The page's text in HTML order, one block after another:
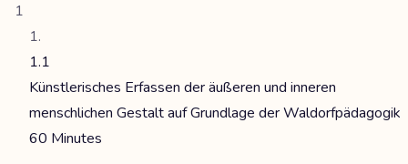
1
1.1
Künstlerisches Erfassen der äußeren und inneren
menschlichen Gestalt auf Grundlage der Waldorfpädagogik
60 Minutes